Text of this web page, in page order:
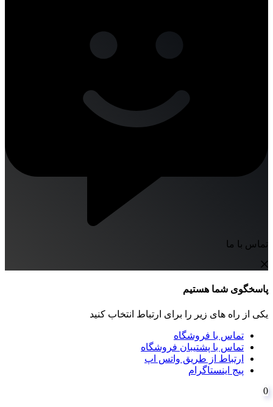
تماس با ما
پاسخگوی شما هستیم
یکی از راه های زیر را برای ارتباط انتخاب کنید
تماس با فروشگاه
تماس با پشتیبان فروشگاه
ارتباط از طریق واتس اپ
پیج اینستاگرام
0